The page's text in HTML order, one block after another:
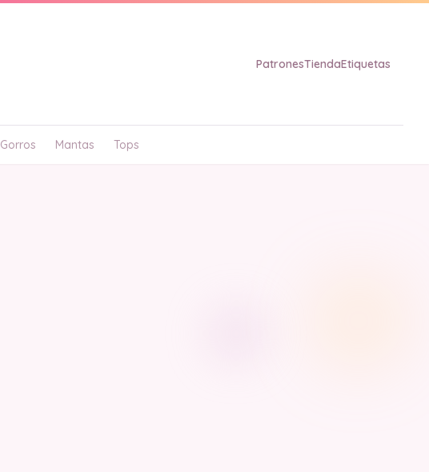
PatronesTiendaEtiquetas
Gorros Mantas Tops